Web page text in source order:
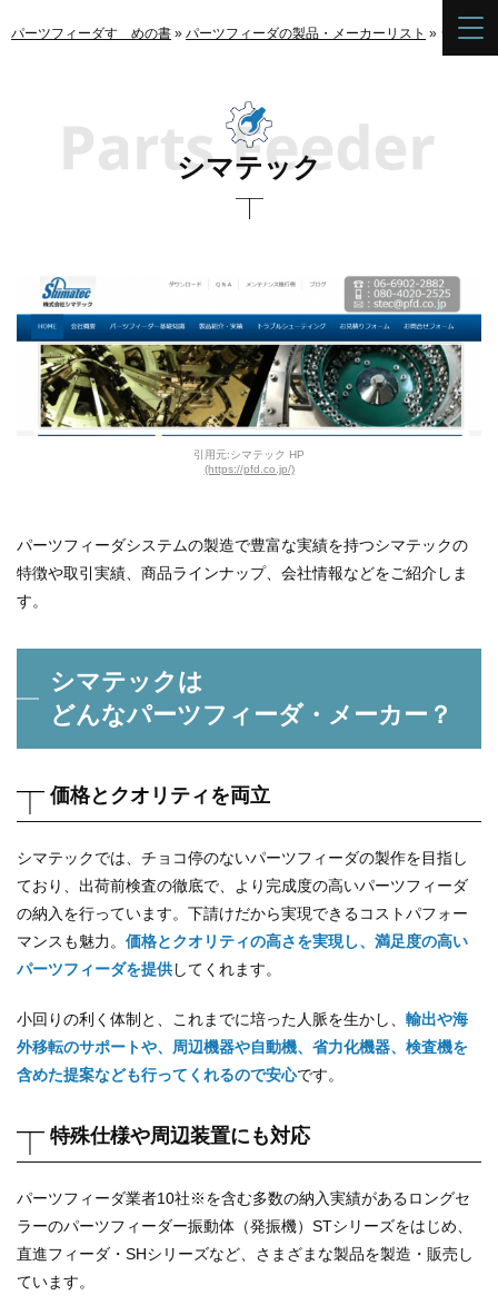
パーツフィーダすゝめの書 » パーツフィーダの製品・メーカーリスト » シマテッ
シマテック
引用元:シマテック HP
(https://pfd.co.jp/)
パーツフィーダシステムの製造で豊富な実績を持つシマテックの
特徴や取引実績、商品ラインナップ、会社情報などをご紹介しま
す。
シマテックは
どんなパーツフィーダ・メーカー？
価格とクオリティを両立
シマテックでは、チョコ停のないパーツフィーダの製作を目指し
ており、出荷前検査の徹底で、より完成度の高いパーツフィーダ
の納入を行っています。下請けだから実現できるコストパフォー
マンスも魅力。 価格とクオリティの高さを実現し、満足度の高い
パーツフィーダを提供してくれます。
小回りの利く体制と、これまでに培った人脈を生かし、 輸出や海
外移転のサポートや、周辺機器や自動機、省力化機器、検査機を
含めた提案なども行ってくれるので安心です。
特殊仕様や周辺装置にも対応
パーツフィーダ業者10社※を含む多数の納入実績があるロングセ
ラーのパーツフィーダー振動体（発振機）STシリーズをはじめ、
直進フィーダ・SHシリーズなど、さまざまな製品を製造・販売し
ています。